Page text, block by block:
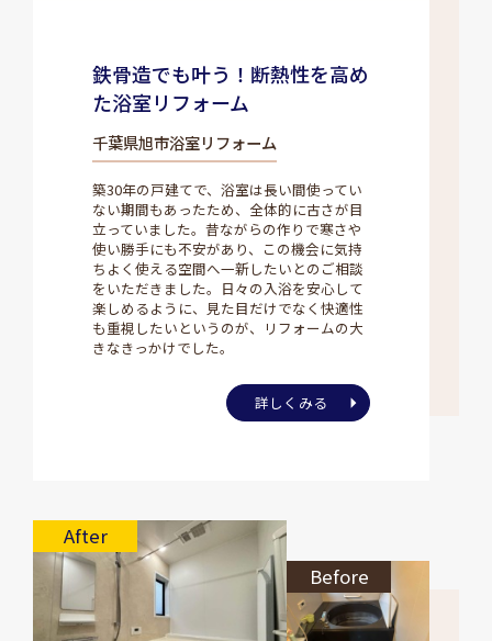
鉄骨造でも叶う！断熱性を高め
た浴室リフォーム
千葉県旭市浴室リフォーム
築30年の戸建てで、浴室は長い間使ってい
ない期間もあったため、全体的に古さが目
立っていました。昔ながらの作りで寒さや
使い勝手にも不安があり、この機会に気持
ちよく使える空間へ一新したいとのご相談
をいただきました。日々の入浴を安心して
楽しめるように、見た目だけでなく快適性
も重視したいというのが、リフォームの大
きなきっかけでした。
詳しくみる
After
Before